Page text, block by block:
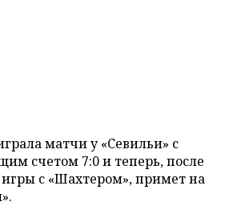
матчи у «Севильи» с
счетом 7:0 и теперь, после
с «Шахтером», примет на